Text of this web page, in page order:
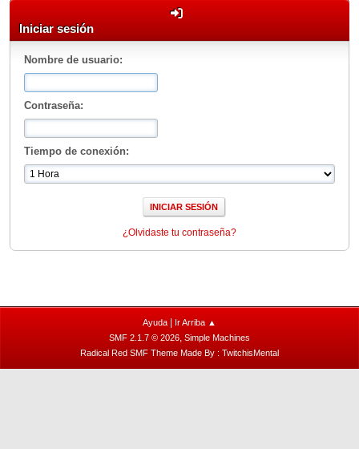
Iniciar sesión
Nombre de usuario:
Contraseña:
Tiempo de conexión:
¿Olvidaste tu contraseña?
Ayuda
Ir Arriba ▲
SMF 2.1.7 © 2026, Simple Machines
Radical Red SMF Theme Made By : TwitchisMental